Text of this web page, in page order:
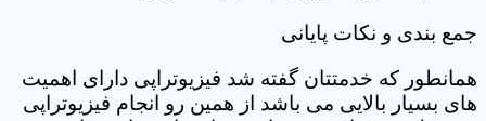
جمع بندی و نکات پایانی
همانطور که خدمتتان گفته شد فیزیوتراپی دارای اهمیت
های بسیار بالایی می باشد از همین رو انجام فیزیوتراپی